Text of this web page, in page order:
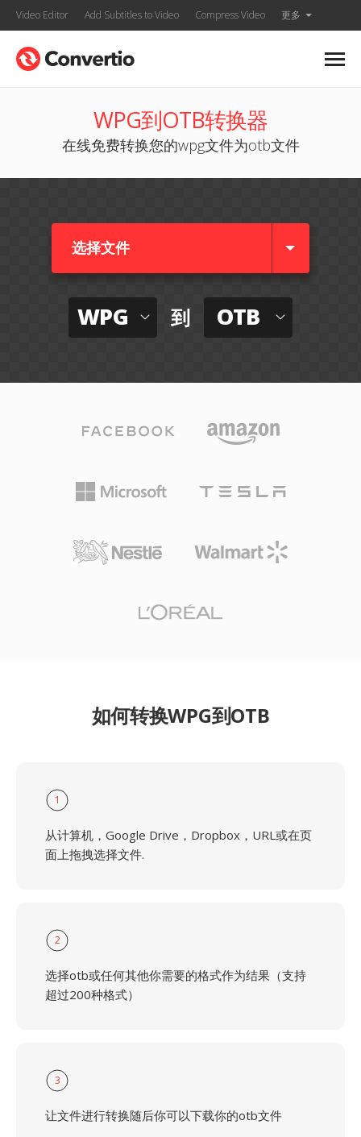
Video Editor Add Subtitles to Video Compress Video 更多
WPG到OTB转换器
在线免费转换您的wpg文件为otb文件
选择文件
WPG 到 OTB
如何转换WPG到OTB
1
从计算机，Google Drive，Dropbox，URL或在页
面上拖拽选择文件.
2
选择otb或任何其他你需要的格式作为结果（支持
超过200种格式）
3
让文件进行转换随后你可以下载你的otb文件